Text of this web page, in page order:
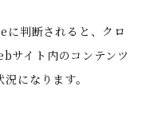
判断されると、クロ
サイト内のコンテンツ
になります。